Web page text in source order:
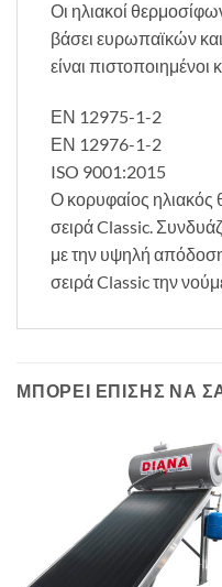
Οι ηλιακοί
βάσει ευρωπαϊκών
είναι πιστοποιημένοι
ΕΝ 12975-1-2
ΕΝ 12976-1-2
ISO 9001:2015
Ο κορυφαίος ηλιακός
σειρά Classic.
με την υψηλή απόδοση
σειρά Classic την
ΜΠΟΡΕΊ ΕΠΊΣΗΣ ΝΑ